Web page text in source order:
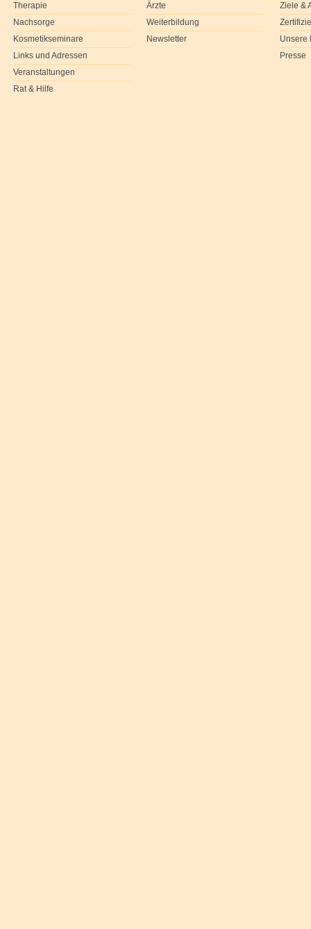
Therapie
Nachsorge
Kosmetikseminare
Links und Adressen
Veranstaltungen
Rat & Hilfe
Ärzte
Weiterbildung
Newsletter
Ziele &
Unsere
Presse